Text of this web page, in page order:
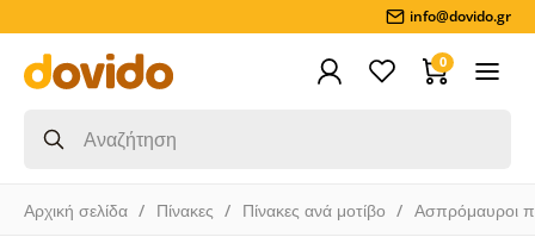
info@dovido.gr
0
Αρχική σελίδα Πίνακες Πίνακες ανά μοτίβο Ασπρόμαυροι